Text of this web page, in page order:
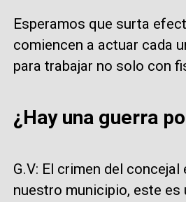
Esperamos que surta
comiencen a actuar cada
para trabajar no solo con
¿Hay una guerra
G.V: El crimen del
nuestro municipio, este es